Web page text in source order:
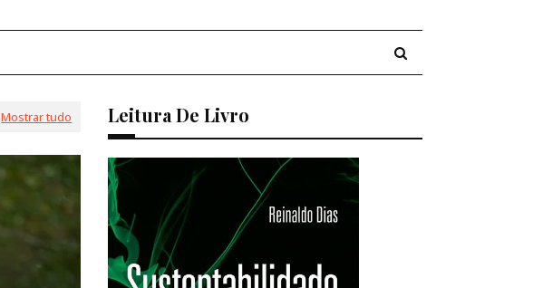
Mostrar tudo Leitura De Livro